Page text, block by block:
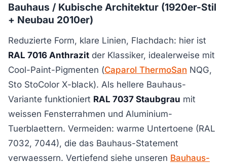
Bauhaus / Kubische Architektur (1920er-Stil
+ Neubau 2010er)
Reduzierte Form, klare Linien, Flachdach: hier ist
RAL 7016 Anthrazit der Klassiker, idealerweise mit
Cool-Paint-Pigmenten (Caparol ThermoSan NQG,
Sto StoColor X-black). Als hellere Bauhaus-
Variante funktioniert RAL 7037 Staubgrau mit
weissen Fensterrahmen und Aluminium-
Tuerblaettern. Vermeiden: warme Untertoene (RAL
7032, 7044), die das Bauhaus-Statement
verwaessern. Vertiefend siehe unseren Bauhaus-